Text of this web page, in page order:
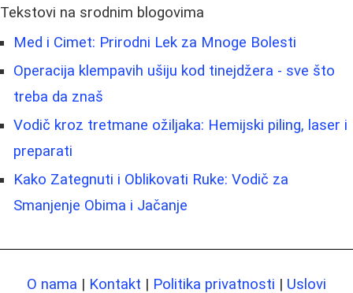
Tekstovi na srodnim blogovima
Med i Cimet: Prirodni Lek za Mnoge Bolesti
Operacija klempavih ušiju kod tinejdžera - sve što
treba da znaš
Vodič kroz tretmane ožiljaka: Hemijski piling, laser i
preparati
Kako Zategnuti i Oblikovati Ruke: Vodič za
Smanjenje Obima i Jačanje
O nama | Kontakt | Politika privatnosti | Uslovi